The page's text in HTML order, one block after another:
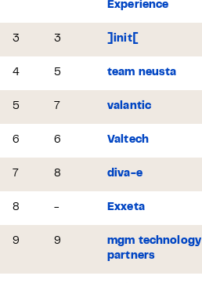
Experience
3 3 ]init[
4 5 team neusta
5 7 valantic
6 6 Valtech
7 8 diva-e
8 - Exxeta
9 9
mgm technology
partners